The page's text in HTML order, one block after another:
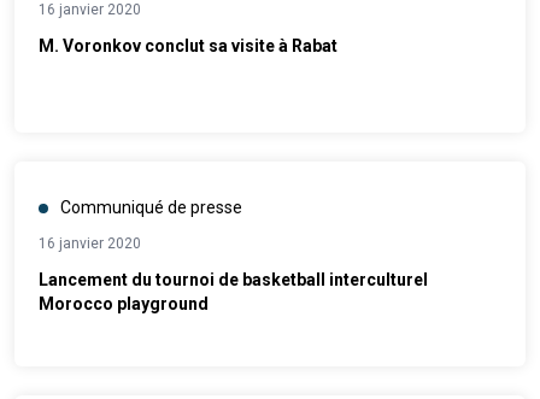
16 janvier 2020
M. Voronkov conclut sa visite à Rabat
Communiqué de presse
16 janvier 2020
Lancement du tournoi de basketball interculturel
Morocco playground